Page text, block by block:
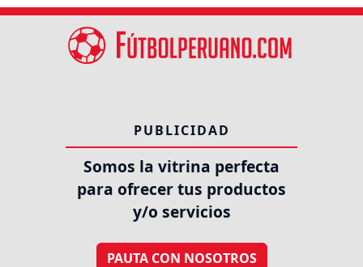
PUBLICIDAD
Somos la vitrina perfecta
para ofrecer tus productos
y/o servicios
PAUTA CON NOSOTROS